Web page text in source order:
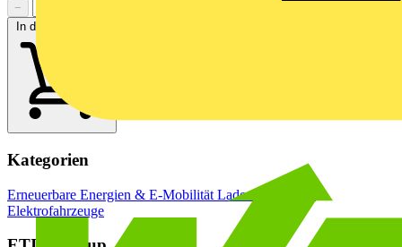
−
In den Warenkorb
Kategorien
Erneuerbare Energien & E-Mobilität Ladestationen für
Elektrofahrzeuge